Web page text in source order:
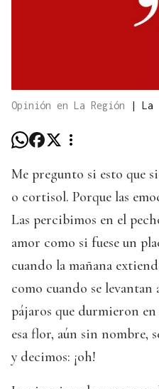
Opinión en La Región | La
Me pregunto si esto que
o cortisol. Porque las
Las percibimos en el
amor como si fuese un
cuando la mañana
como cuando se
pájaros que durmieron
esa flor, aún sin nombre,
y decimos: ¡oh!